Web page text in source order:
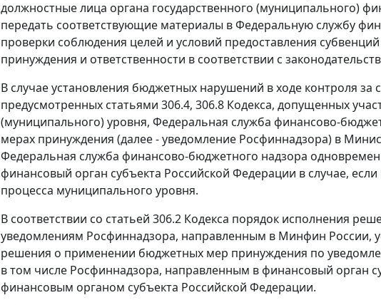
должностные лица органа государственного (муниципального)
передать соответствующие материалы в Федеральную службу
проверки соблюдения целей и условий предоставления
принуждения и ответственности в соответствии с
В случае установления бюджетных нарушений в ходе контроля
предусмотренных статьями 306.4, 306.8 Кодекса, допущенных
(муниципального) уровня, Федеральная служба финансово-
мерах принуждения (далее - уведомление Росфиннадзора) в
Федеральная служба финансово-бюджетного надзора
финансовый орган субъекта Российской Федерации в случае,
процесса муниципального уровня.
В соответствии со статьей 306.2 Кодекса порядок исполнения
уведомлениям Росфиннадзора, направленным в Минфин России,
решения о применении бюджетных мер принуждения по
в том числе Росфиннадзора, направленным в финансовый орган
финансовым органом субъекта Российской Федерации.